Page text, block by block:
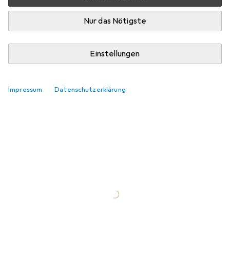
Nur das Nötigste
Einstellungen
Impressum Datenschutzerklärung